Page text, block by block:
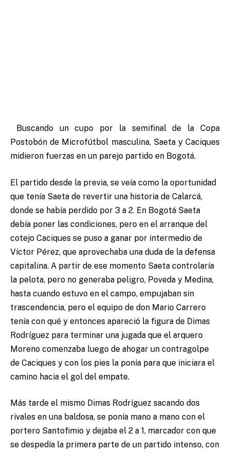
Buscando un cupo por la semifinal de la Copa
Postobón de Microfútbol masculina, Saeta y Caciques
midieron fuerzas en un parejo partido en Bogotá.
El partido desde la previa, se veía como la oportunidad
que tenía Saeta de revertir una historia de Calarcá,
donde se había perdido por 3 a 2. En Bogotá Saeta
debía poner las condiciones, pero en el arranque del
cotejo Caciques se puso a ganar por intermedio de
Víctor Pérez, que aprovechaba una duda de la defensa
capitalina. A partir de ese momento Saeta controlaría
la pelota, pero no generaba peligro, Poveda y Medina,
hasta cuando estuvo en el campo, empujaban sin
trascendencia, pero el equipo de don Mario Carrero
tenía con qué y entonces apareció la figura de Dimas
Rodríguez para terminar una jugada que el arquero
Moreno comenzaba luego de ahogar un contragolpe
de Caciques y con los pies la ponía para que iniciara el
camino hacia el gol del empate.
Más tarde el mismo Dimas Rodríguez sacando dos
rivales en una baldosa, se ponía mano a mano con el
portero Santofimio y dejaba el 2 a 1, marcador con que
se despedía la primera parte de un partido intenso, con